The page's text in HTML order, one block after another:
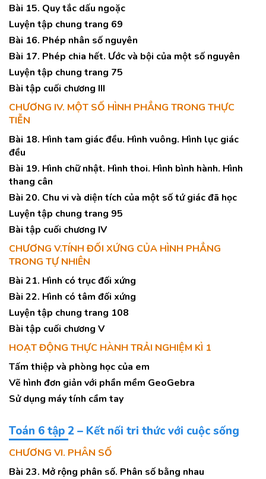
Bài 15. Quy tắc dấu ngoặc
Luyện tập chung trang 69
Bài 16. Phép nhân số nguyên
Bài 17. Phép chia hết. Ước và bội của một số nguyên
Luyện tập chung trang 75
Bài tập cuối chương III
CHƯƠNG IV. MỘT SỐ HÌNH PHẲNG TRONG THỰC
TIỄN
Bài 18. Hình tam giác đều. Hình vuông. Hình lục giác
đều
Bài 19. Hình chữ nhật. Hình thoi. Hình bình hành. Hình
thang cân
Bài 20. Chu vi và diện tích của một số tứ giác đã học
Luyện tập chung trang 95
Bài tập cuối chương IV
CHƯƠNG V.TÍNH ĐỐI XỨNG CỦA HÌNH PHẲNG
TRONG TỰ NHIÊN
Bài 21. Hình có trục đối xứng
Bài 22. Hình có tâm đối xứng
Luyện tập chung trang 108
Bài tập cuối chương V
HOẠT ĐỘNG THỰC HÀNH TRẢI NGHIỆM KÌ 1
Tấm thiệp và phòng học của em
Vẽ hình đơn giản với phần mềm GeoGebra
Sử dụng máy tính cầm tay
Toán 6 tập 2 – Kết nối tri thức với cuộc sống
CHƯƠNG VI. PHÂN SỐ
Bài 23. Mở rộng phân số. Phân số bằng nhau